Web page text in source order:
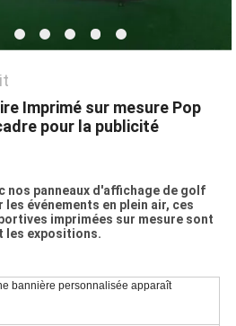
Imprimé sur mesure Pop
pour la publicité
nos panneaux d'affichage de golf
événements en plein air, ces
imprimées sur mesure sont
les expositions.
bannière personnalisée apparaît